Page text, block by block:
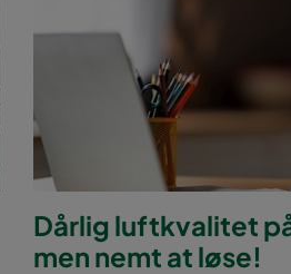
Dårlig luftkvalitet
men nemt at løse!